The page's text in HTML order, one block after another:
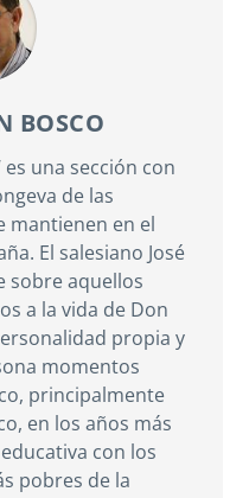
BOSCO
es una sección con
de las
mantienen en el
El salesiano José
sobre aquellos
a la vida de Don
propia y
momentos
principalmente
en los años más
con los
pobres de la